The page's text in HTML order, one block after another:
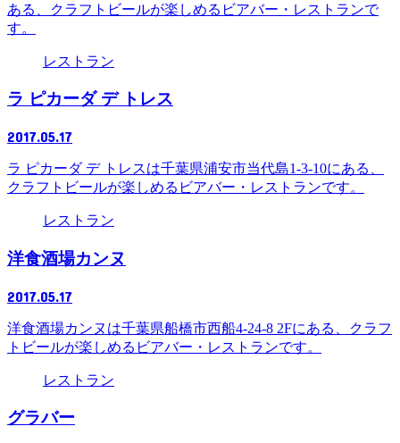
ある、クラフトビールが楽しめるビアバー・レストランで
す。
レストラン
ラ ピカーダ デ トレス
2017.05.17
ラ ピカーダ デ トレスは千葉県浦安市当代島1-3-10にある、
クラフトビールが楽しめるビアバー・レストランです。
レストラン
洋食酒場カンヌ
2017.05.17
洋食酒場カンヌは千葉県船橋市西船4-24-8 2Fにある、クラフ
トビールが楽しめるビアバー・レストランです。
レストラン
グラバー